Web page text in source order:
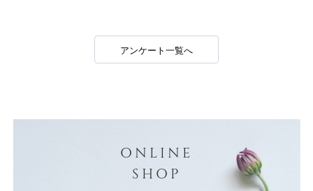
アンケート一覧へ
ONLINE
SHOP